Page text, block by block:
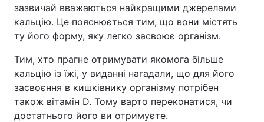
зазвичай вважаються найкращими джерелами
кальцію. Це пояснюється тим, що вони містять
ту його форму, яку легко засвоює організм.
Тим, хто прагне отримувати якомога більше
кальцію із їжі, у виданні нагадали, що для його
засвоєння в кишківнику організму потрібен
також вітамін D. Тому варто переконатися, чи
достатнього його ви отримуєте.